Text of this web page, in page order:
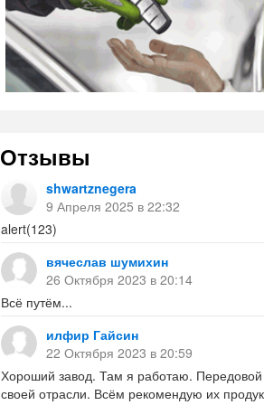
Отзывы
shwartznegera
9 Апреля 2025 в 22:32
alert(123)
вячеслав шумихин
26 Октября 2023 в 20:14
Всё путём...
илфир Гайсин
22 Октября 2023 в 20:59
Хороший завод. Там я работаю. Передовой
своей отрасли. Всём рекомендую их